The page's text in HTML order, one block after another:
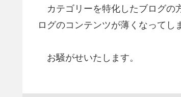
カテゴリーを特化したブログの
ログのコンテンツが薄くなってし
お騒がせいたします。